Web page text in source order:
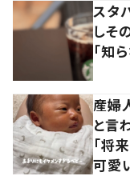
スタ
しそ
「知
産婦
と言
「将
可愛